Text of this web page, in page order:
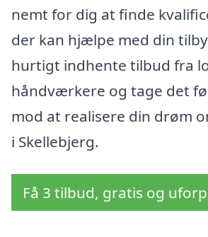
nemt for dig at finde
der kan hjælpe med din
hurtigt indhente tilbud fra
håndværkere og tage det
mod at realisere din drøm
i Skellebjerg.
Få 3 tilbud, gratis og